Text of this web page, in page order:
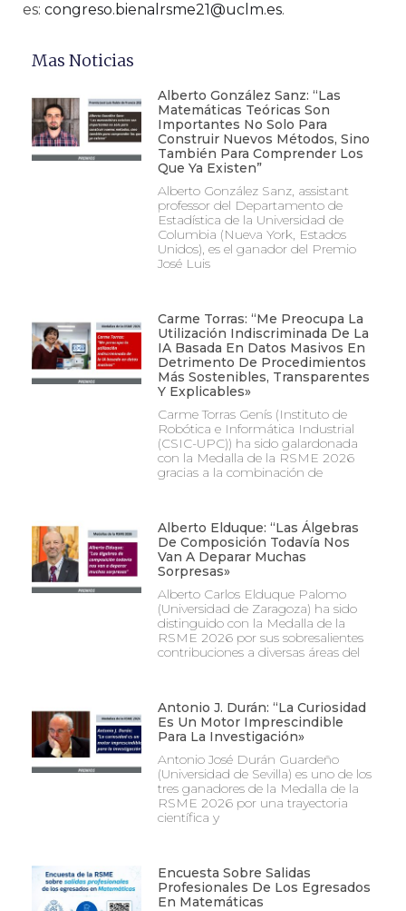
es: congreso.bienalrsme21@uclm.es.
Mas Noticias
Alberto González Sanz: “Las
Matemáticas Teóricas Son
Importantes No Solo Para
Construir Nuevos Métodos, Sino
También Para Comprender Los
Que Ya Existen”
Alberto González Sanz, assistant
professor del Departamento de
Estadística de la Universidad de
Columbia (Nueva York, Estados
Unidos), es el ganador del Premio
José Luis
Carme Torras: “Me Preocupa La
Utilización Indiscriminada De La
IA Basada En Datos Masivos En
Detrimento De Procedimientos
Más Sostenibles, Transparentes
Y Explicables»
Carme Torras Genís (Instituto de
Robótica e Informática Industrial
(CSIC-UPC)) ha sido galardonada
con la Medalla de la RSME 2026
gracias a la combinación de
Alberto Elduque: “Las Álgebras
De Composición Todavía Nos
Van A Deparar Muchas
Sorpresas»
Alberto Carlos Elduque Palomo
(Universidad de Zaragoza) ha sido
distinguido con la Medalla de la
RSME 2026 por sus sobresalientes
contribuciones a diversas áreas del
Antonio J. Durán: “La Curiosidad
Es Un Motor Imprescindible
Para La Investigación»
Antonio José Durán Guardeño
(Universidad de Sevilla) es uno de los
tres ganadores de la Medalla de la
RSME 2026 por una trayectoria
científica y
Encuesta Sobre Salidas
Profesionales De Los Egresados
En Matemáticas